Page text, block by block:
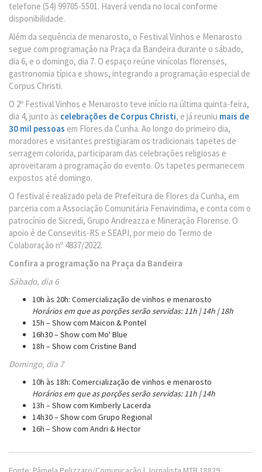
telefone (54) 99705-5501. Haverá venda no local conforme
disponibilidade.
Além da sequência de menarosto, o Festival Vinhos e Menarosto
segue com programação na Praça da Bandeira durante o sábado,
dia 6, e o domingo, dia 7. O espaço reúne vinícolas florenses,
gastronomia típica e shows, integrando a programação especial de
Corpus Christi.
O 2º Festival Vinhos e Menarosto teve início na última quinta-feira,
dia 4, junto às celebrações de Corpus Christi, e já reuniu mais de
30 mil pessoas em Flores da Cunha. Ao longo do primeiro dia,
moradores e visitantes prestigiaram os tradicionais tapetes de
serragem colorida, participaram das celebrações religiosas e
aproveitaram a programação do evento. Os tapetes permanecem
expostos até domingo.
O festival é realizado pela de Prefeitura de Flores da Cunha, em
parceria com a Associação Comunitária Fenavindima, e conta com o
patrocínio de Sicredi, Grupo Andreazza e Mineração Florense. O
apoio é de Consevitis-RS e SEAPI, por meio do Termo de
Colaboração nº 4837/2022.
Confira a programação na Praça da Bandeira
Sábado, dia 6
10h às 20h: Comercialização de vinhos e menarosto
Horários em que as porções serão servidas: 11h | 14h | 18h
15h – Show com Maicon & Pontel
16h30 – Show com Mo' Blue
18h – Show com Cristine Band
Domingo, dia 7
10h às 18h: Comercialização de vinhos e menarosto
Horários em que as porções serão servidas: 11h | 14h
13h – Show com Kimberly Lacerda
14h30 – Show com Grupo Regional
16h – Show com Andri & Hector